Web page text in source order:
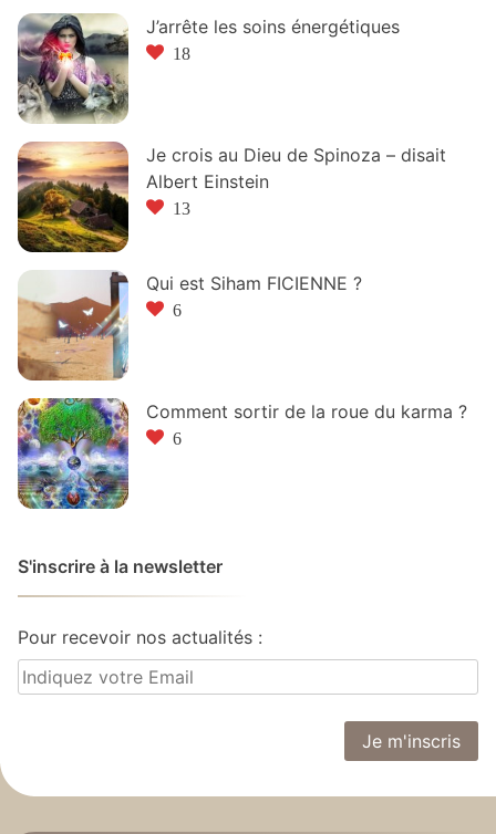
J’arrête les soins énergétiques
18
Je crois au Dieu de Spinoza – disait
Albert Einstein
13
Qui est Siham FICIENNE ?
6
Comment sortir de la roue du karma ?
6
S'inscrire à la newsletter
Pour recevoir nos actualités :